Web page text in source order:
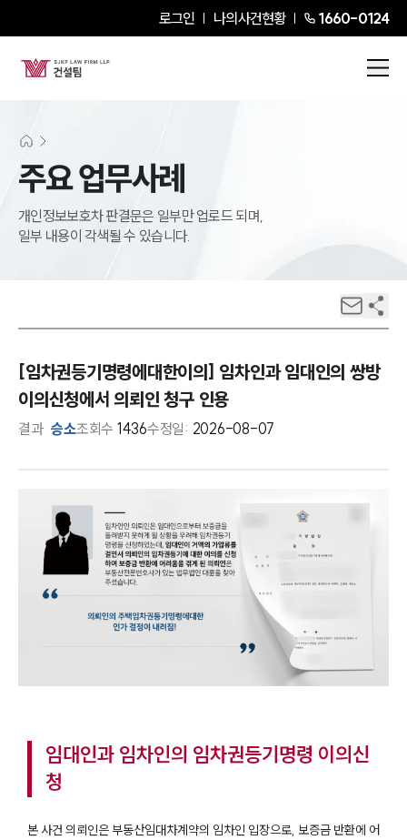
로그인 나의사건현황 1660-0124
주요 업무사례
개인정보보호차 판결문은 일부만 업로드 되며,
일부 내용이 각색될 수 있습니다.
[임차권등기명령에대한이의] 임차인과 임대인의 쌍방
이의신청에서 의뢰인 청구 인용
결과 승소조회수 1436수정일: 2026-08-07
임대인과 임차인의 임차권등기명령 이의신
청
본 사건 의뢰인은 부동산임대차계약의 임차인 입장으로, 보증금 반환에 어